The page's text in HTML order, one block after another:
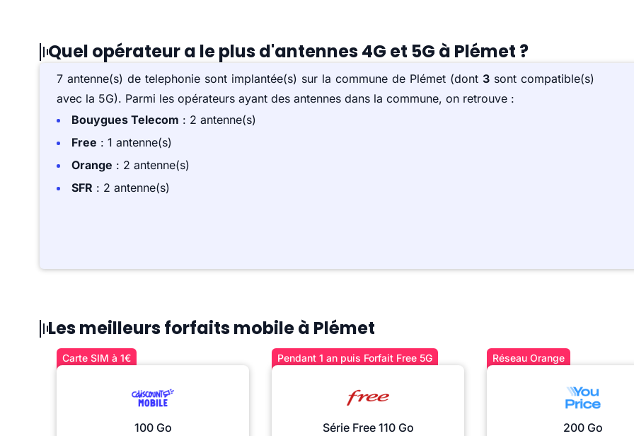
Quel opérateur a le plus d'antennes 4G et 5G à Plémet ?
7 antenne(s) de telephonie sont implantée(s) sur la commune de Plémet (dont 3 sont compatible(s)
avec la 5G). Parmi les opérateurs ayant des antennes dans la commune, on retrouve :
Bouygues Telecom : 2 antenne(s)
Free : 1 antenne(s)
Orange : 2 antenne(s)
SFR : 2 antenne(s)
Les meilleurs forfaits mobile à Plémet
Carte SIM à 1€
100 Go
Pendant 1 an puis Forfait Free 5G
Série Free 110 Go
Réseau Orange
200 Go